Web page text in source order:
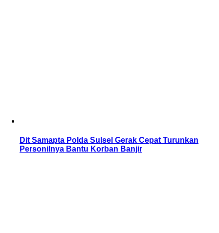
Dit Samapta Polda Sulsel Gerak Cepat Turunkan
Personilnya Bantu Korban Banjir